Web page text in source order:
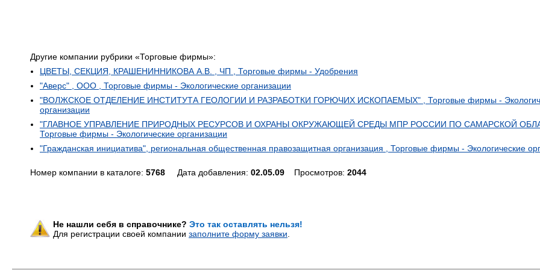
Другие компании рубрики «Торговые фирмы»:
ЦВЕТЫ, СЕКЦИЯ, КРАШЕНИННИКОВА А.В. , ЧП , Торговые фирмы - Удобрения
"Аверс" , ООО , Торговые фирмы - Экологические организации
"ВОЛЖСКОЕ ОТДЕЛЕНИЕ ИНСТИТУТА ГЕОЛОГИИ И РАЗРАБОТКИ ГОРЮЧИХ ИСКОПАЕМЫХ" , Торговые фирмы -
организации
"ГЛАВНОЕ УПРАВЛЕНИЕ ПРИРОДНЫХ РЕСУРСОВ И ОХРАНЫ ОКРУЖАЮЩЕЙ СРЕДЫ МПР РОССИИ ПО САМАРСКОЙ
Торговые фирмы - Экологические организации
"Гражданская инициатива", региональная общественная правозащитная организация , Торговые фирмы - Экологические
Номер компании в каталоге: 5768 Дата добавления: 02.05.09 Просмотров: 2044
Не нашли себя в справочнике? Это так оставлять нельзя!
Для регистрации своей компании заполните форму заявки